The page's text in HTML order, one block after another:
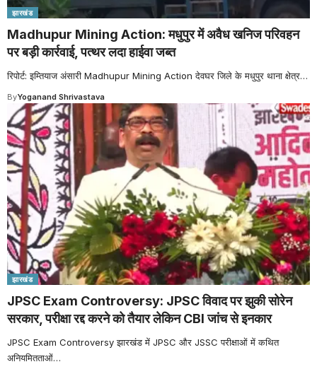
झारखंड
Madhupur Mining Action: मधुपुर में अवैध खनिज परिवहन
पर बड़ी कार्रवाई, पत्थर लदा हाईवा जब्त
रिपोर्ट: इम्तियाज अंसारी Madhupur Mining Action देवघर जिले के मधुपुर थाना क्षेत्र…
ByYoganand Shrivastava
झारखंड
JPSC Exam Controversy: JPSC विवाद पर झुकी सोरेन
सरकार, परीक्षा रद्द करने को तैयार लेकिन CBI जांच से इनकार
JPSC Exam Controversy झारखंड में JPSC और JSSC परीक्षाओं में कथित
अनियमितताओं…